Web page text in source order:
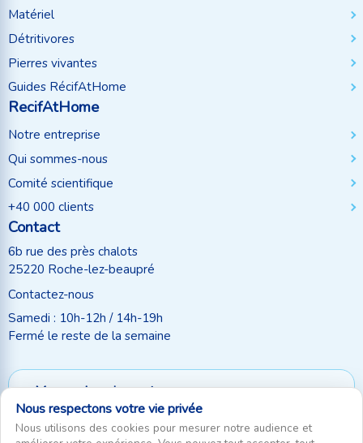
Matériel
Détritivores
Pierres vivantes
Guides RécifAtHome
RecifAtHome
Notre entreprise
Qui sommes-nous
Comité scientifique
+40 000 clients
Contact
6b rue des près chalots
25220 Roche-lez-beaupré
Contactez-nous
Samedi : 10h-12h / 14h-19h
Fermé le reste de la semaine
Moyen de paiement
Suivez-nous
Nous respectons votre vie privée
Nous utilisons des cookies pour mesurer notre audience et